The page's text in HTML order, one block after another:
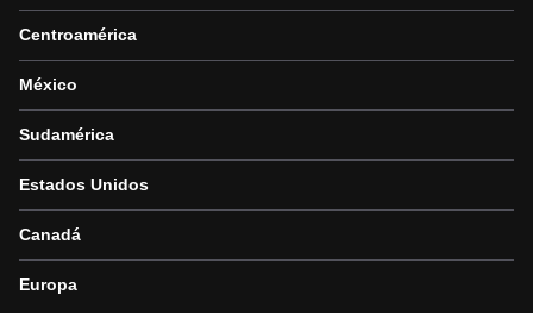
Centroamérica
México
Sudamérica
Estados Unidos
Canadá
Europa